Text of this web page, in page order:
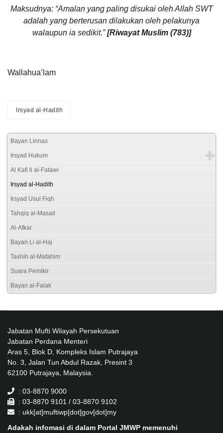
Maksudnya: “Amalan yang paling disukai oleh Allah SWT
adalah yang berterusan dilakukan oleh pelakunya
walaupun ia sedikit.”[Riwayat Muslim (783)]
Wallahua’lam
Irsyad al-Hadith
Bayan Linnas
Irsyad Hukum
Al Kafi li al-Fatawi
Irsyad al-Hadith
Irsyad Usul Fiqh
Tahqiq al-Masail
Al-Afkar
Bayan Li al-Haj
Tashih al-Mafahim
Suara Pemikir
Bayan al-Falak
Jabatan Mufti Wilayah Persekutuan
Jabatan Perdana Menteri
Aras 5, Blok D, Kompleks Islam Putrajaya
No. 3, Jalan Tun Abdul Razak, Presint 3
62100 Putrajaya, Malaysia.
: 03-8870 9000
: 03-8870 9101 / 03-8870 9102
: ukk[at]muftiwp[dot]gov[dot]my
Adakah infomasi di dalam Portal JMWP memenuhi